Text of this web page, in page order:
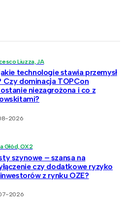
Liuzza, JA
technologie stawia przemysł
Czy dominacja TOPCon
niezagrożona i co z
2026
Głód, OX2
szynowe – szansa na
czy dodatkowe ryzyko
z rynku OZE?
2026